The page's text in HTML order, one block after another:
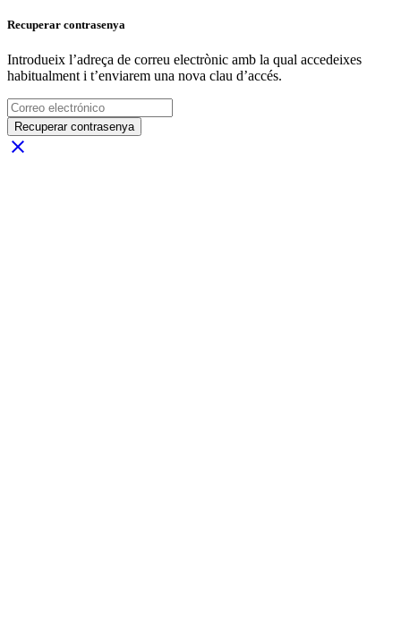
Recuperar contrasenya
Introdueix l’adreça de correu electrònic amb la qual accedeixes
habitualment i t’enviarem una nova clau d’accés.
Recuperar contrasenya
close